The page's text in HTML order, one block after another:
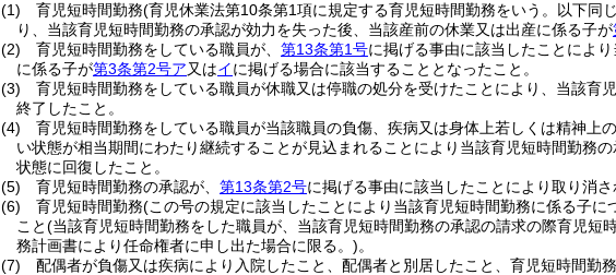
(1)
育児短時間勤務(育児休業法第10条第1項に規定する育児短時間勤務をいう。以下同
り、当該育児短時間勤務の承認が効力を失った後、当該産前の休業又は出産に係る子が
(2)
育児短時間勤務をしている職員が、 第13条第1号に掲げる事由に該当したことによ
に係る子が第3条第2号ア又はイに掲げる場合に該当することとなったこと。
(3)
育児短時間勤務をしている職員が休職又は停職の処分を受けたことにより、当該育
終了したこと。
(4)
育児短時間勤務をしている職員が当該職員の負傷、疾病又は身体上若しくは精神上
い状態が相当期間にわたり継続することが見込まれることにより当該育児短時間勤務
状態に回復したこと。
(5)
育児短時間勤務の承認が、 第13条第2号に掲げる事由に該当したことにより取り消さ
(6)
育児短時間勤務(この号の規定に該当したことにより当該育児短時間勤務に係る子に
こと(当該育児短時間勤務をした職員が、当該育児短時間勤務の承認の請求の際育児短
務計画書により任命権者に申し出た場合に限る。)。
(7)
配偶者が負傷又は疾病により入院したこと、配偶者と別居したこと、育児短時間勤